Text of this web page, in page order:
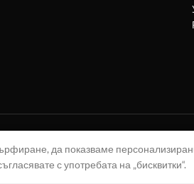
да показваме
с употребата на „бисквитки“.